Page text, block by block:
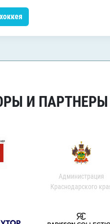
И ПАРТНЕРЫ
Администрация
Краснодарского